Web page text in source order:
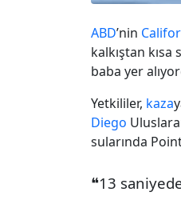
ABD’nin
kalkıştan
baba yer
Yetkililer, kaza
Diego
sularında
❝13